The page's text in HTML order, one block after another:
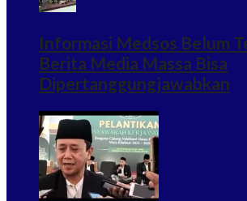
Informasi Medsos Belum
Berita Media Massa Bisa
Dipertanggungjawabkan